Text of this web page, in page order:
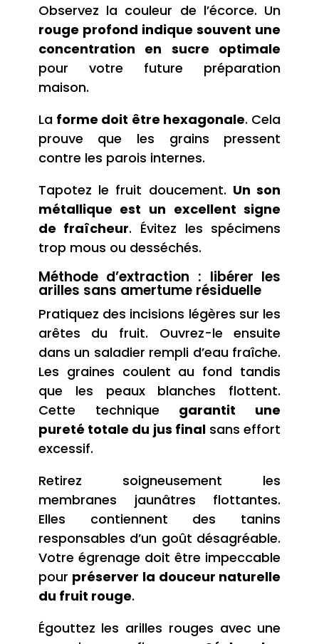
Observez la couleur de l’écorce. Un
rouge profond indique souvent une
concentration en sucre optimale
pour votre future préparation
maison.
La forme doit être hexagonale. Cela
prouve que les grains pressent
contre les parois internes.
Tapotez le fruit doucement. Un son
métallique est un excellent signe
de fraîcheur. Évitez les spécimens
trop mous ou desséchés.
Méthode d’extraction : libérer les
arilles sans amertume résiduelle
Pratiquez des incisions légères sur les
arêtes du fruit. Ouvrez-le ensuite
dans un saladier rempli d’eau fraîche.
Les graines coulent au fond tandis
que les peaux blanches flottent.
Cette technique garantit une
pureté totale du jus finalsans effort
excessif.
Retirez soigneusement les
membranes jaunâtres flottantes.
Elles contiennent des tanins
responsables d’un goût désagréable.
Votre égrenage doit être impeccable
pour préserver la douceur naturelle
du fruit rouge.
Égouttez les arilles rouges avec une